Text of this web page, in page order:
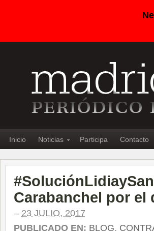
Inicio Noticias Participa Contacto
Carabanchel por el
– 23 JULIO, 2017
PUBLICADO EN: BLOG,